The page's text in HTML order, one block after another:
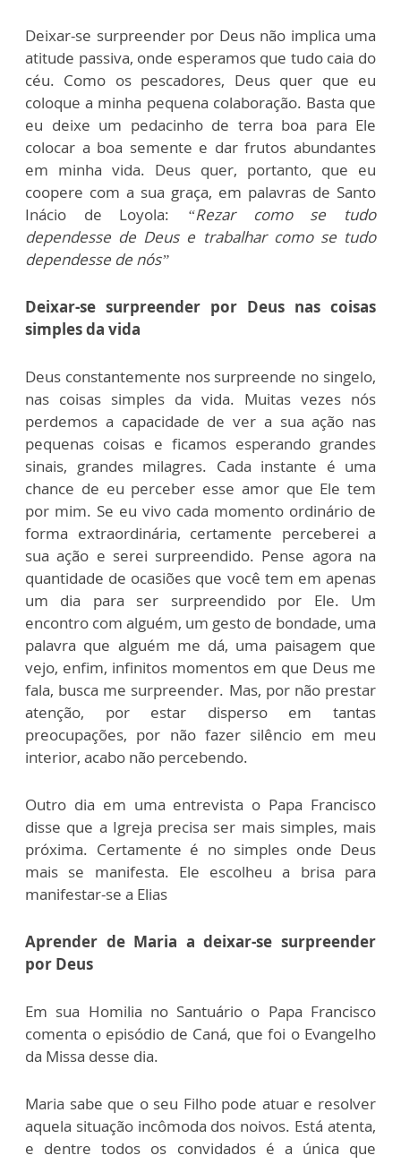
Deixar-se surpreender por Deus não implica uma
atitude passiva, onde esperamos que tudo caia do
céu. Como os pescadores, Deus quer que eu
coloque a minha pequena colaboração. Basta que
eu deixe um pedacinho de terra boa para Ele
colocar a boa semente e dar frutos abundantes
em minha vida. Deus quer, portanto, que eu
coopere com a sua graça, em palavras de Santo
Inácio de Loyola: “Rezar como se tudo
dependesse de Deus e trabalhar como se tudo
dependesse de nós”
Deixar-se surpreender por Deus nas coisas
simples da vida
Deus constantemente nos surpreende no singelo,
nas coisas simples da vida. Muitas vezes nós
perdemos a capacidade de ver a sua ação nas
pequenas coisas e ficamos esperando grandes
sinais, grandes milagres. Cada instante é uma
chance de eu perceber esse amor que Ele tem
por mim. Se eu vivo cada momento ordinário de
forma extraordinária, certamente perceberei a
sua ação e serei surpreendido. Pense agora na
quantidade de ocasiões que você tem em apenas
um dia para ser surpreendido por Ele. Um
encontro com alguém, um gesto de bondade, uma
palavra que alguém me dá, uma paisagem que
vejo, enfim, infinitos momentos em que Deus me
fala, busca me surpreender. Mas, por não prestar
atenção, por estar disperso em tantas
preocupações, por não fazer silêncio em meu
interior, acabo não percebendo.
Outro dia em uma entrevista o Papa Francisco
disse que a Igreja precisa ser mais simples, mais
próxima. Certamente é no simples onde Deus
mais se manifesta. Ele escolheu a brisa para
manifestar-se a Elias
Aprender de Maria a deixar-se surpreender
por Deus
Em sua Homilia no Santuário o Papa Francisco
comenta o episódio de Caná, que foi o Evangelho
da Missa desse dia.
Maria sabe que o seu Filho pode atuar e resolver
aquela situação incômoda dos noivos. Está atenta,
e dentre todos os convidados é a única que